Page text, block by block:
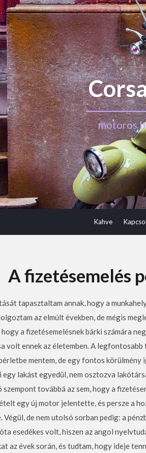
motoros
Kahve
A fizetésemelés
tapasztaltam annak, hogy a
az elmúlt években, de mégis
a fizetésemelésnek bárki számára
volt ennek az életemben. A
mentem, de egy fontos körülmény
lakást egyedül, nem osztozva
továbbá az sem, hogy a
egy új motor jelentette, és persze a
de nem utolsó sorban pedig: a
esedékes volt, hiszen az angol
az évek során, és tudtam, hogy ideje